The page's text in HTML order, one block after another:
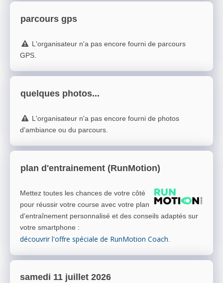
parcours gps
L'organisateur n'a pas encore fourni de parcours
GPS.
quelques photos...
L'organisateur n'a pas encore fourni de photos
d'ambiance ou du parcours.
plan d'entrainement (RunMotion)
Mettez toutes les chances de votre côté
pour réussir votre course avec votre plan
d'entraînement personnalisé et des conseils adaptés sur
votre smartphone :
découvrir l'offre spéciale de RunMotion Coach.
samedi 11 juillet 2026